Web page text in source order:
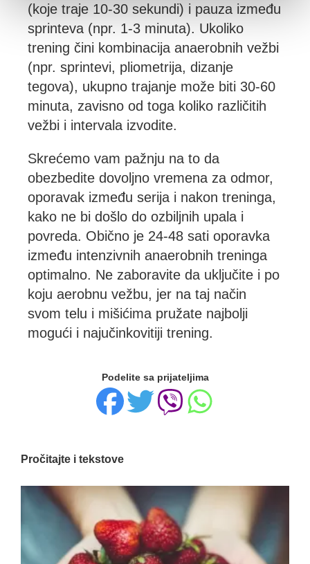
(koje traje 10-30 sekundi) i pauza između
sprinteva (npr. 1-3 minuta). Ukoliko
trening čini kombinacija anaerobnih vežbi
(npr. sprintevi, pliometrija, dizanje
tegova), ukupno trajanje može biti 30-60
minuta, zavisno od toga koliko različitih
vežbi i intervala izvodite.
Skrećemo vam pažnju na to da
obezbedite dovoljno vremena za odmor,
oporavak između serija i nakon treninga,
kako ne bi došlo do ozbiljnih upala i
povreda. Obično je 24-48 sati oporavka
između intenzivnih anaerobnih treninga
optimalno. Ne zaboravite da uključite i po
koju aerobnu vežbu, jer na taj način
svom telu i mišićima pružate najbolji
mogući i najučinkovitiji trening.
Podelite sa prijateljima
Pročitajte i tekstove